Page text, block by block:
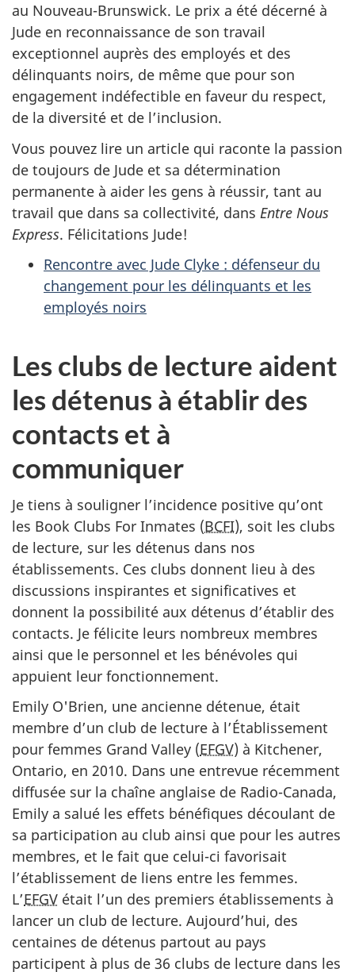
au Nouveau-Brunswick. Le prix a été décerné à
Jude en reconnaissance de son travail
exceptionnel auprès des employés et des
délinquants noirs, de même que pour son
engagement indéfectible en faveur du respect,
de la diversité et de l’inclusion.
Vous pouvez lire un article qui raconte la passion
de toujours de Jude et sa détermination
permanente à aider les gens à réussir, tant au
travail que dans sa collectivité, dans Entre Nous
Express. Félicitations Jude!
Rencontre avec Jude Clyke : défenseur du
changement pour les délinquants et les
employés noirs
Les clubs de lecture aident
les détenus à établir des
contacts et à
communiquer
Je tiens à souligner l’incidence positive qu’ont
les Book Clubs For Inmates (BCFI), soit les clubs
de lecture, sur les détenus dans nos
établissements. Ces clubs donnent lieu à des
discussions inspirantes et significatives et
donnent la possibilité aux détenus d’établir des
contacts. Je félicite leurs nombreux membres
ainsi que le personnel et les bénévoles qui
appuient leur fonctionnement.
Emily O'Brien, une ancienne détenue, était
membre d’un club de lecture à l’Établissement
pour femmes Grand Valley (EFGV) à Kitchener,
Ontario, en 2010. Dans une entrevue récemment
diffusée sur la chaîne anglaise de Radio-Canada,
Emily a salué les effets bénéfiques découlant de
sa participation au club ainsi que pour les autres
membres, et le fait que celui-ci favorisait
l’établissement de liens entre les femmes.
L’EFGV était l’un des premiers établissements à
lancer un club de lecture. Aujourd’hui, des
centaines de détenus partout au pays
participent à plus de 36 clubs de lecture dans les